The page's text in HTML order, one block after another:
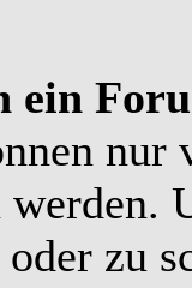
ein
nur
werden.
zu